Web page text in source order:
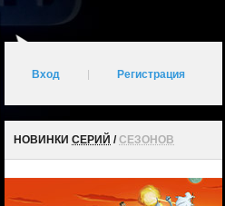
Вход Регистрация
НОВИНКИ СЕРИЙ /СЕЗОНОВ